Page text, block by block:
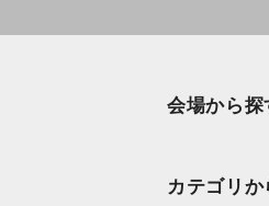
会場から探
カテゴリか